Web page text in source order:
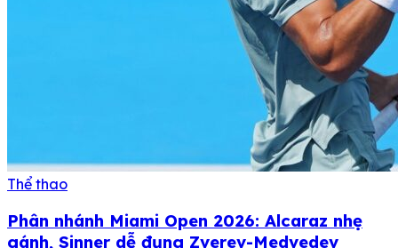
Thể thao
Phân nhánh Miami Open 2026: Alcaraz nhẹ
gánh, Sinner dễ đụng Zverev-Medvedev